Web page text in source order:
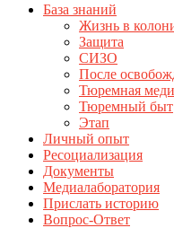
База знаний
Жизнь в
Защита
СИЗО
После
Тюремная
Тюремный быт
Этап
Личный опыт
Ресоциализация
Документы
Медиалаборатория
Прислать историю
Вопрос-Ответ